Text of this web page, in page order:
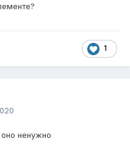
1
ненужно